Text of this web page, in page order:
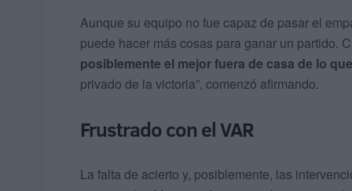
Aunque su equipo no fue capaz de pasar el
puede hacer más cosas para ganar un partido.
posiblemente el mejor fuera de casa de lo
privado de la victoria”, comenzó afirmando.
Frustrado con el VAR
La falta de acierto y, posiblemente, las